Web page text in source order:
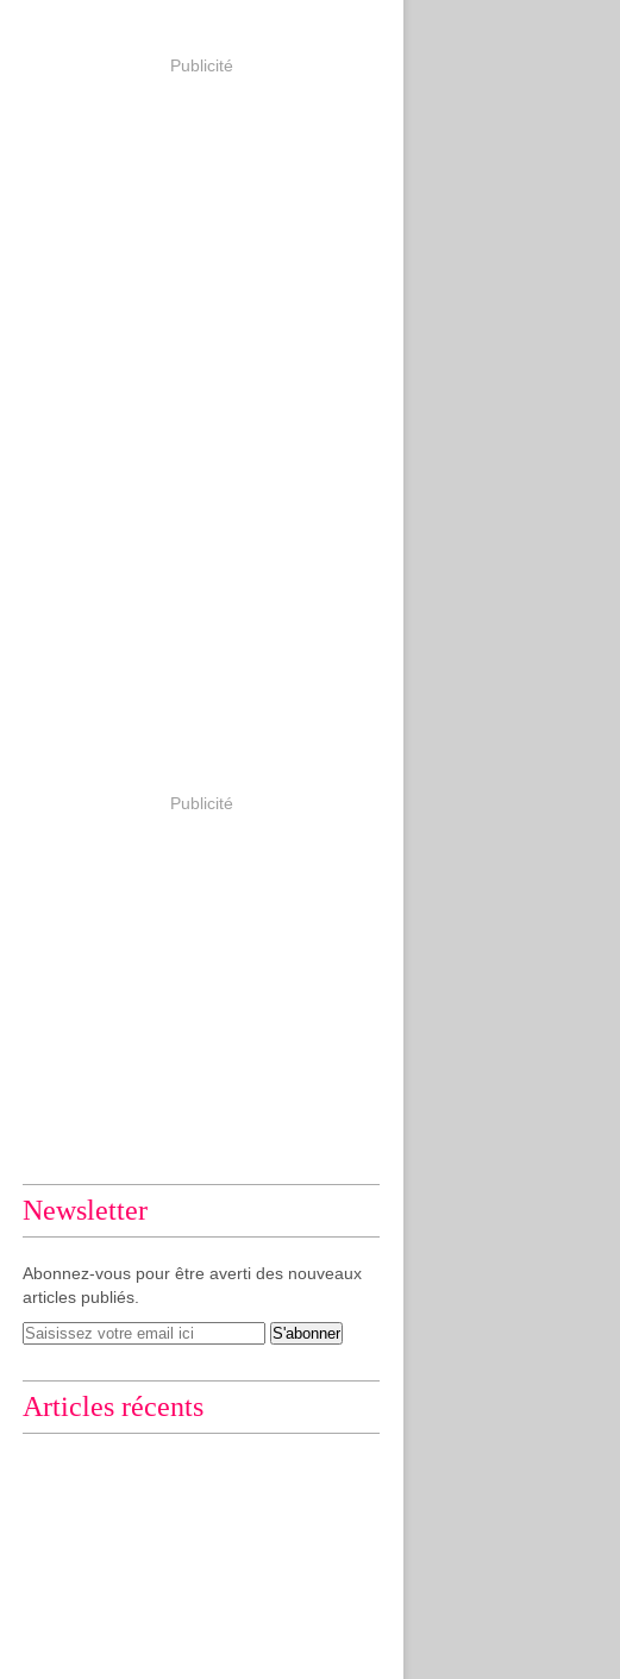
Publicité
Publicité
Newsletter
Abonnez-vous pour être averti des nouveaux
articles publiés.
Articles récents